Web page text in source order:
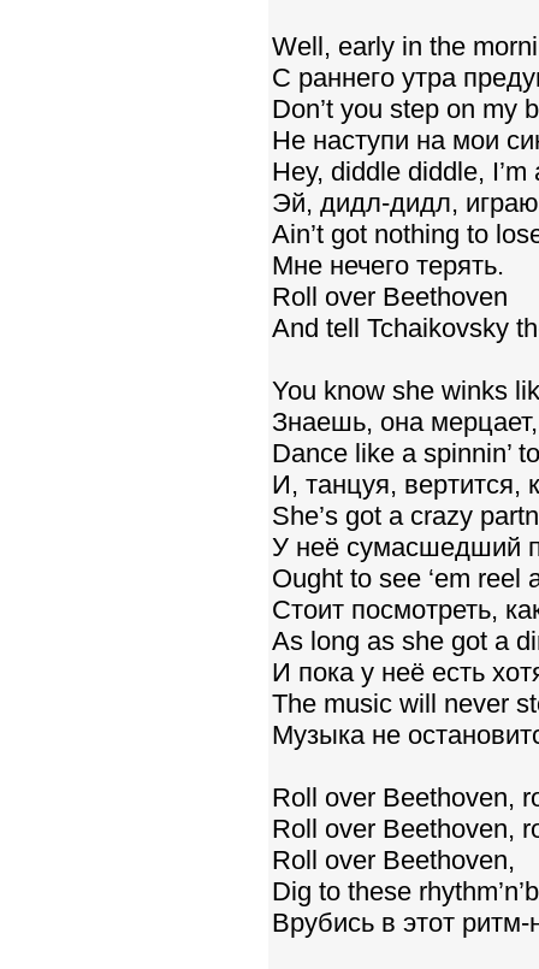
Well, early in the
С раннего утра
Don’t you step on my
Не наступи на мои
Hey, diddle diddle, I’m
Эй, дидл-дидл,
Ain’t got nothing to
Мне нечего терять.
Roll over Beethoven
And tell Tchaikovsky
You know she winks
Знаешь, она мерцает,
Dance like a spinnin’
И, танцуя, вертится,
She’s got a crazy
У неё сумасшедший
Ought to see ‘em reel
Стоит посмотреть,
As long as she got a
И пока у неё есть
The music will never
Музыка не
Roll over Beethoven,
Roll over Beethoven,
Roll over Beethoven,
Dig to these
Врубись в этот